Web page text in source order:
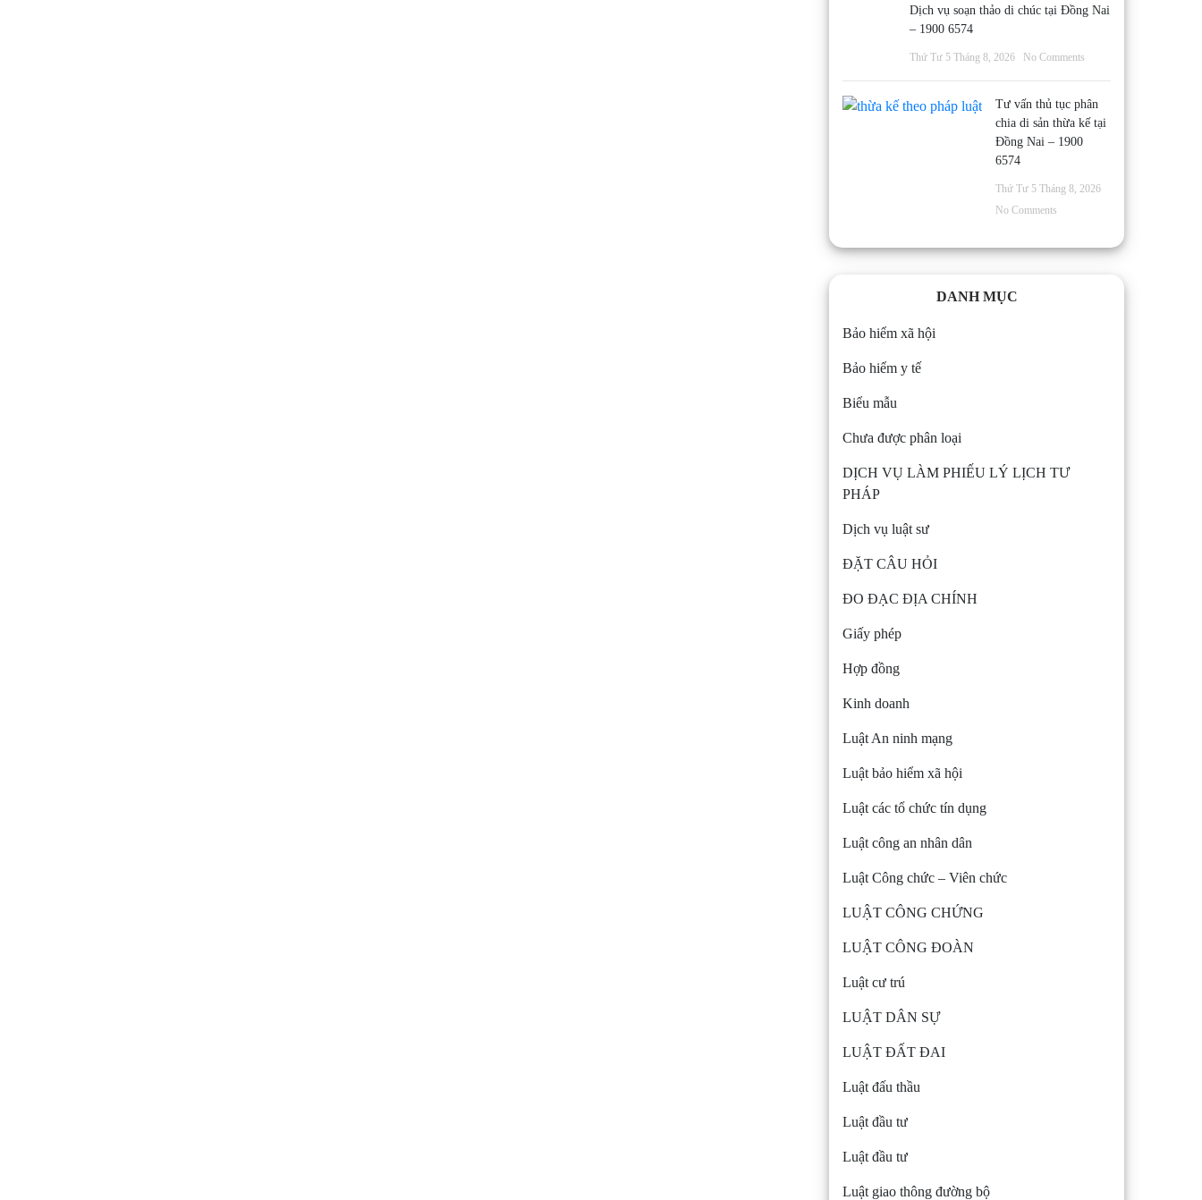
Dịch vụ soạn thảo di chúc tại Đồng Nai
– 1900 6574
Thứ Tư 5 Tháng 8, 2026 No Comments
Tư vấn thủ tục phân
chia di sản thừa kế tại
Đồng Nai – 1900
6574
Thứ Tư 5 Tháng 8, 2026
No Comments
DANH MỤC
Bảo hiểm xã hội
Bảo hiểm y tế
Biểu mẫu
Chưa được phân loại
DỊCH VỤ LÀM PHIẾU LÝ LỊCH TƯ
PHÁP
Dịch vụ luật sư
ĐẶT CÂU HỎI
ĐO ĐẠC ĐỊA CHÍNH
Giấy phép
Hợp đồng
Kinh doanh
Luật An ninh mạng
Luật bảo hiểm xã hội
Luật các tổ chức tín dụng
Luật công an nhân dân
Luật Công chức – Viên chức
LUẬT CÔNG CHỨNG
LUẬT CÔNG ĐOÀN
Luật cư trú
LUẬT DÂN SỰ
LUẬT ĐẤT ĐAI
Luật đấu thầu
Luật đầu tư
Luật đầu tư
Luật giao thông đường bộ